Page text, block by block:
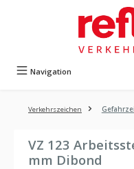
Navigation
Verkehrszeichen
VZ 123
mm Dibond